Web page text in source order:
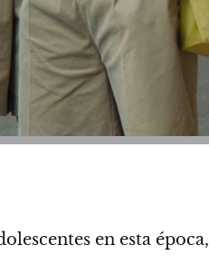
en esta época,